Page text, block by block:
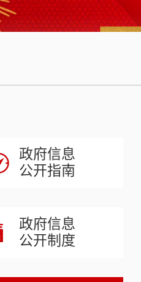
政府信息
公开指南
政府信息
公开制度